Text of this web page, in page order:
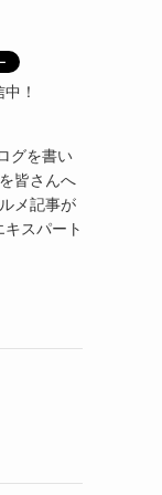
！
グを書い
皆さんへ
メ記事が
スパート